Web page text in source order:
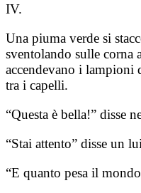
IV.
Una piuma verde si
sventolando sulle corna
accendevano i lampioni
tra i capelli.
“Questa è bella!” disse
“Stai attento” disse un
“E quanto pesa il